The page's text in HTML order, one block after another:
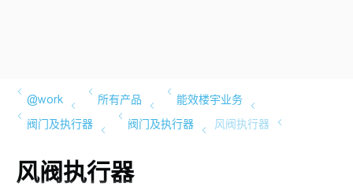
风阀执行器